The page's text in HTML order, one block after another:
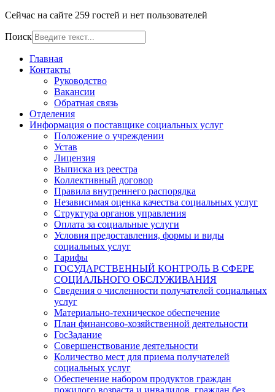
Сейчас на сайте 259 гостей и нет пользователей
Поиск
Главная
Контакты
Руководство
Вакансии
Обратная связь
Отделения
Информация о поставщике социальных услуг
Положение о учреждении
Устав
Лицензия
Выписка из реестра
Коллективный договор
Правила внутреннего распорядка
Независимая оценка качества социальных услуг
Структура органов управления
Оплата за социальные услуги
Условия предоставления, формы и виды
социальных услуг
Тарифы
ГОСУДАРСТВЕННЫЙ КОНТРОЛЬ В СФЕРЕ
СОЦИАЛЬНОГО ОБСЛУЖИВАНИЯ
Сведения о численности получателей социальных
услуг
Материально-техническое обеспечение
План финансово-хозяйственной деятельности
ГосЗадание
Совершенствование деятельности
Количество мест для приема получателей
социальных услуг
Обеспечение набором продуктов граждан
пожилого возраста и инвалидов, граждан без